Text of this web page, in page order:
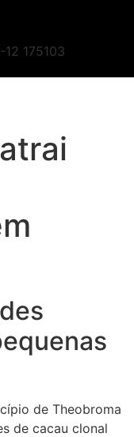
de Theobroma
de cacau clonal